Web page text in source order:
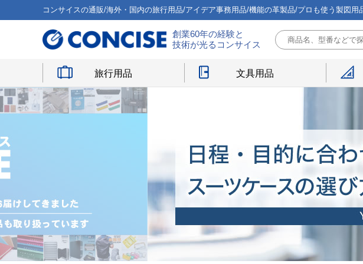
コンサイスの通販/海外・国内の旅行用品/アイデア事務用品/機能の革製品/プロも使う製図用
創業60年の経験と
技術が光るコンサイス
旅行用品 文具用品